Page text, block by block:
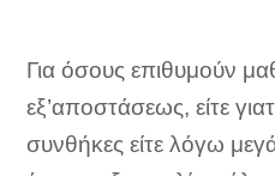
Για όσους επιθυμούν
εξ’αποστάσεως, είτε
συνθήκες είτε λόγω